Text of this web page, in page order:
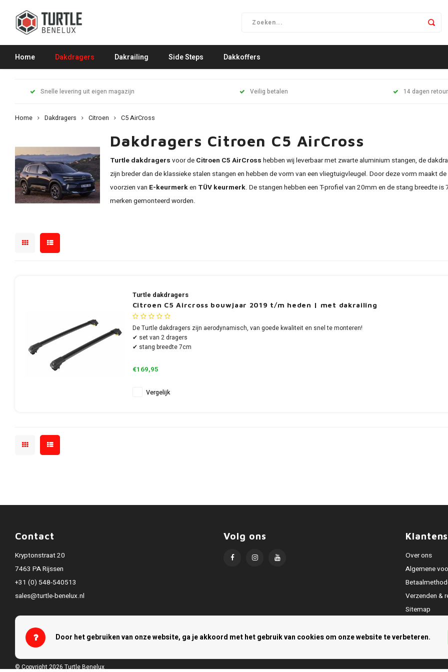
Home Dakdragers Dakrailing Side Steps Dakkoffers
Snelle levering uit eigen magazijn Veilig betalen 14 dagen
Home Dakdragers Citroen C5 AirCross
Dakdragers Citroen C5 AirCross
Turtle dakdragers voor de Citroen C5 AirCross hebben wij leverbaar met zwarte aluminium stangen, de
zijn breder dan de klassieke stalen stangen en hebben de vorm van een vliegtuigvleugel. Door deze vorm maakt
voorzien van E-keurmerken TÜV keurmerk. De stangen hebben een T-profiel van 20mm en de stang breedte
merken gemonteerd worden.
Turtle dakdragers
Citroen C5 Aircross bouwjaar 2019 t/m heden | met dakrailing
De Turtle dakdragers zijn aerodynamisch, van goede kwaliteit en snel te monteren!
✔ set van 2 dragers
✔ stang breedte 7cm
€169,95
Vergelijk
Contact
Kryptonstraat 20
7463 PA Rijssen
+31 (0) 548-540513
sales@turtle-benelux.nl
Volg ons
Over ons
Algemene
Verzenden &
Sitemap
© Copyright 2026 Turtle Benelux
Door het gebruiken van onze website, ga je akkoord met het gebruik van cookies om onze website te verbeteren.